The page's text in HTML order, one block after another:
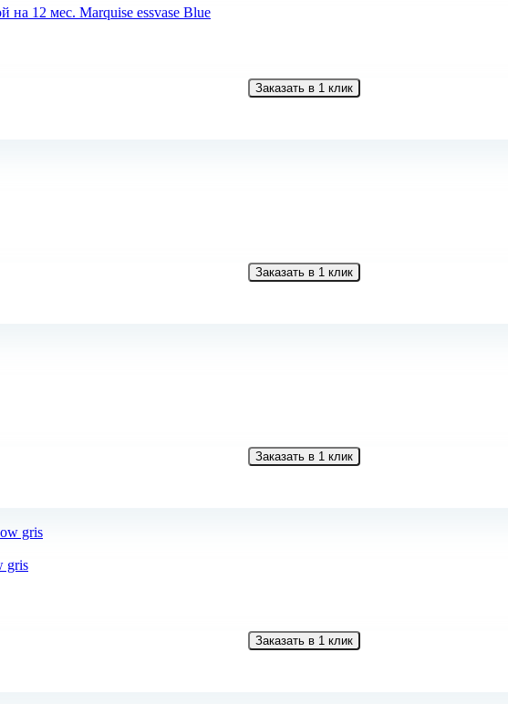
на 12 мес. Marquise essvase Blue
Заказать в 1 клик
Заказать в 1 клик
Заказать в 1 клик
gris
Заказать в 1 клик